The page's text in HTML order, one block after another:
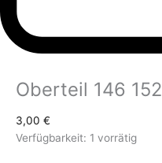
Oberteil 146 152
3,00 €
Verfügbarkeit: 1 vorrätig